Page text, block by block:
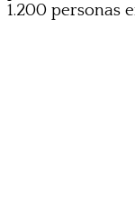
1.200 personas